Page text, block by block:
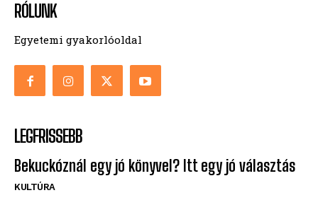
RÓLUNK
Egyetemi gyakorlóoldal
LEGFRISSEBB
Bekuckóznál egy jó könyvel? Itt egy jó választás
KULTÚRA